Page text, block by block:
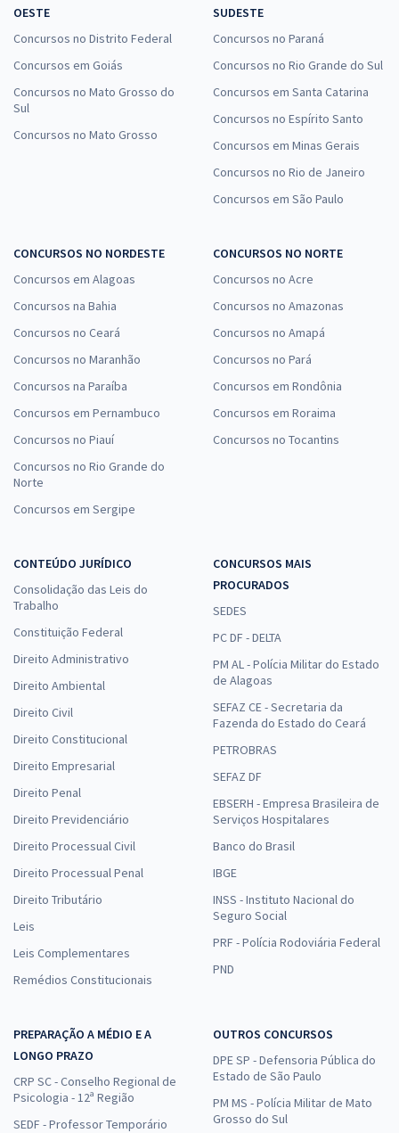
OESTE
Concursos no Distrito Federal
Concursos em Goiás
Concursos no Mato Grosso do
Sul
Concursos no Mato Grosso
SUDESTE
Concursos no Paraná
Concursos no Rio Grande do Sul
Concursos em Santa Catarina
Concursos no Espírito Santo
Concursos em Minas Gerais
Concursos no Rio de Janeiro
Concursos em São Paulo
CONCURSOS NO NORDESTE
Concursos em Alagoas
Concursos na Bahia
Concursos no Ceará
Concursos no Maranhão
Concursos na Paraíba
Concursos em Pernambuco
Concursos no Piauí
Concursos no Rio Grande do
Norte
Concursos em Sergipe
CONCURSOS NO NORTE
Concursos no Acre
Concursos no Amazonas
Concursos no Amapá
Concursos no Pará
Concursos em Rondônia
Concursos em Roraima
Concursos no Tocantins
CONTEÚDO JURÍDICO
Consolidação das Leis do
Trabalho
Constituição Federal
Direito Administrativo
Direito Ambiental
Direito Civil
Direito Constitucional
Direito Empresarial
Direito Penal
Direito Previdenciário
Direito Processual Civil
Direito Processual Penal
Direito Tributário
Leis
Leis Complementares
Remédios Constitucionais
CONCURSOS MAIS
PROCURADOS
SEDES
PC DF - DELTA
PM AL - Polícia Militar do Estado
de Alagoas
SEFAZ CE - Secretaria da
Fazenda do Estado do Ceará
PETROBRAS
SEFAZ DF
EBSERH - Empresa Brasileira de
Serviços Hospitalares
Banco do Brasil
IBGE
INSS - Instituto Nacional do
Seguro Social
PRF - Polícia Rodoviária Federal
PND
PREPARAÇÃO A MÉDIO E A
LONGO PRAZO
CRP SC - Conselho Regional de
Psicologia - 12ª Região
SEDF - Professor Temporário
OUTROS CONCURSOS
DPE SP - Defensoria Pública do
Estado de São Paulo
PM MS - Polícia Militar de Mato
Grosso do Sul